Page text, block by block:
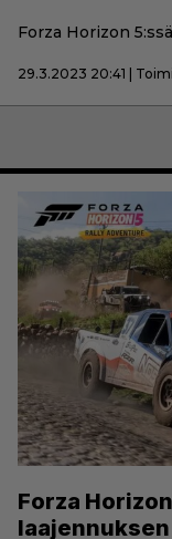
Forza Horizon
29.3.2023 20:41 |
Forza
laajennuksen